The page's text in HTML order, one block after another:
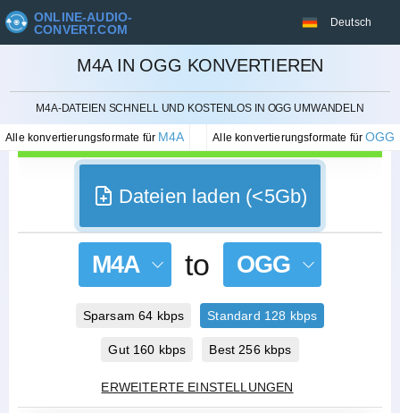
ONLINE-AUDIO-
CONVERT.COM
Deutsch
M4A IN OGG KONVERTIEREN
M4A-DATEIEN SCHNELL UND KOSTENLOS IN OGG UMWANDELN
Alle konvertierungsformate für M4A Alle konvertierungsformate fürOGG
STORNIEREN
Dateien laden (<5Gb)
M4A to OGG
Sparsam 64 kbps Standard 128 kbps
Gut 160 kbps Best 256 kbps
ERWEITERTE EINSTELLUNGEN